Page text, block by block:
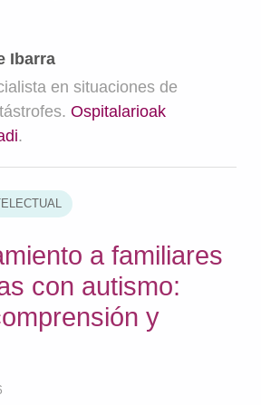
Ibarra
en situaciones de
Ospitalarioak
.
a familiares
con autismo:
y